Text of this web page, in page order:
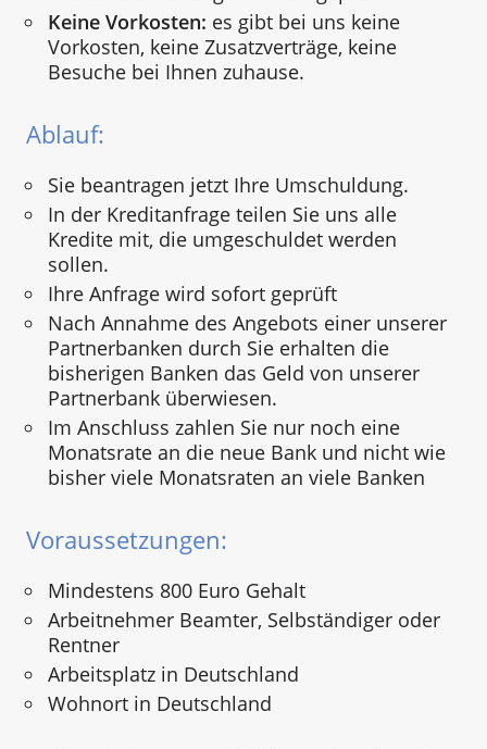
Keine Vorkosten: es gibt bei uns keine
Vorkosten, keine Zusatzverträge, keine
Besuche bei Ihnen zuhause.
Ablauf:
Sie beantragen jetzt Ihre Umschuldung.
In der Kreditanfrage teilen Sie uns alle
Kredite mit, die umgeschuldet werden
sollen.
Ihre Anfrage wird sofort geprüft
Nach Annahme des Angebots einer unserer
Partnerbanken durch Sie erhalten die
bisherigen Banken das Geld von unserer
Partnerbank überwiesen.
Im Anschluss zahlen Sie nur noch eine
Monatsrate an die neue Bank und nicht wie
bisher viele Monatsraten an viele Banken
Voraussetzungen:
Mindestens 800 Euro Gehalt
Arbeitnehmer Beamter, Selbständiger oder
Rentner
Arbeitsplatz in Deutschland
Wohnort in Deutschland